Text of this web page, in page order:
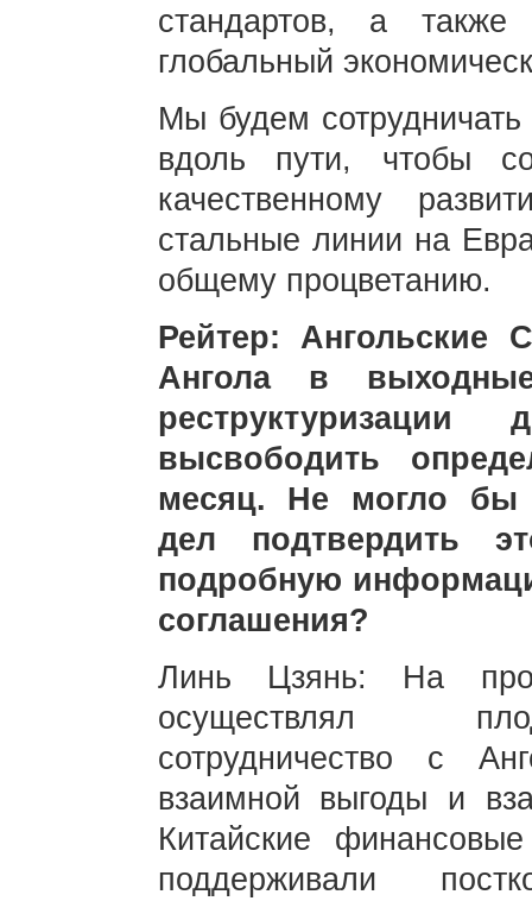
стандартов, а
глобальный
Мы будем
вдоль пути, чтобы
качественному
стальные линии на
общему процветанию.
Рейтер:
Ангола в
реструктуризации
высвободить
месяц. Не могло бы
дел подтвердить
подробную
соглашения?
Линь Цзянь: На
осуществлял
сотрудничество с
взаимной выгоды и
Китайские
поддерживали